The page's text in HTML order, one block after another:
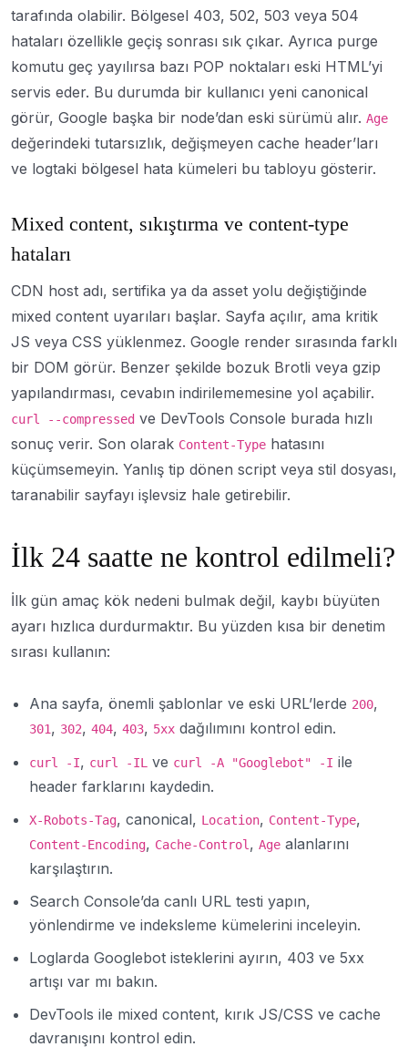
tarafında olabilir. Bölgesel 403, 502, 503 veya 504
hataları özellikle geçiş sonrası sık çıkar. Ayrıca purge
komutu geç yayılırsa bazı POP noktaları eski HTML’yi
servis eder. Bu durumda bir kullanıcı yeni canonical
görür, Google başka bir node’dan eski sürümü alır. Age
değerindeki tutarsızlık, değişmeyen cache header’ları
ve logtaki bölgesel hata kümeleri bu tabloyu gösterir.
Mixed content, sıkıştırma ve content-type
hataları
CDN host adı, sertifika ya da asset yolu değiştiğinde
mixed content uyarıları başlar. Sayfa açılır, ama kritik
JS veya CSS yüklenmez. Google render sırasında farklı
bir DOM görür. Benzer şekilde bozuk Brotli veya gzip
yapılandırması, cevabın indirilememesine yol açabilir.
curl --compressed ve DevTools Console burada hızlı
sonuç verir. Son olarak Content-Type hatasını
küçümsemeyin. Yanlış tip dönen script veya stil dosyası,
taranabilir sayfayı işlevsiz hale getirebilir.
İlk 24 saatte ne kontrol edilmeli?
İlk gün amaç kök nedeni bulmak değil, kaybı büyüten
ayarı hızlıca durdurmaktır. Bu yüzden kısa bir denetim
sırası kullanın:
Ana sayfa, önemli şablonlar ve eski URL’lerde 200,
301, 302, 404, 403, 5xx dağılımını kontrol edin.
curl -I, curl -IL ve curl -A "Googlebot" -I ile
header farklarını kaydedin.
X-Robots-Tag, canonical, Location, Content-Type,
Content-Encoding, Cache-Control , Age alanlarını
karşılaştırın.
Search Console’da canlı URL testi yapın,
yönlendirme ve indeksleme kümelerini inceleyin.
Loglarda Googlebot isteklerini ayırın, 403 ve 5xx
artışı var mı bakın.
DevTools ile mixed content, kırık JS/CSS ve cache
davranışını kontrol edin.